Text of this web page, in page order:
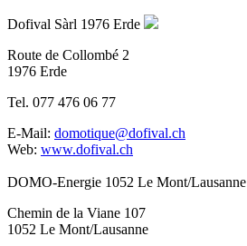
Dofival Sàrl 1976 Erde
Route de Collombé 2
1976 Erde
Tel. 077 476 06 77
E-Mail: domotique@dofival.ch
Web: www.dofival.ch
DOMO-Energie 1052 Le Mont/Lausanne
Chemin de la Viane 107
1052 Le Mont/Lausanne